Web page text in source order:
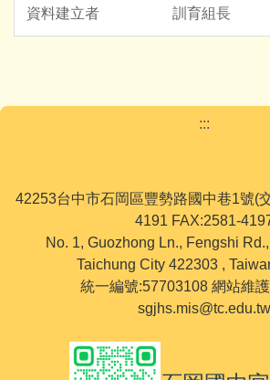
訓育組長
:::
42253台中市石岡區豐勢路國中巷1號(
4191 FAX:2581-
No. 1, Guozhong Ln., Fengshi
Taichung City 422303 ,
統一編號:57703108 網站維
sgjhs.mis@tc.edu.tw